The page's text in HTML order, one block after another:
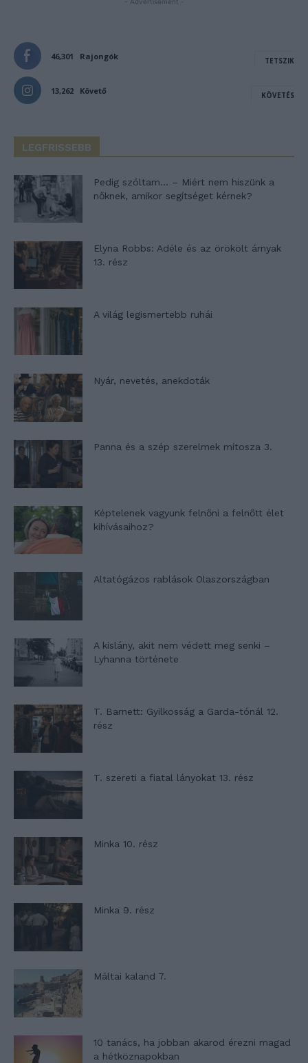
46,301 Rajongók TETSZIK
13,262 Követő KÖVETÉS
LEGFRISSEBB
Pedig szóltam… – Miért nem hiszünk a
nőknek, amikor segítséget kérnek?
Elyna Robbs: Adéle és az örökölt árnyak
13. rész
A világ legismertebb ruhái
Nyár, nevetés, anekdoták
Panna és a szép szerelmek mítosza 3.
Képtelenek vagyunk felnőni a felnőtt élet
kihívásaihoz?
Altatógázos rablások Olaszországban
A kislány, akit nem védett meg senki –
Lyhanna története
T. Barnett: Gyilkosság a Garda-tónál 12.
rész
T. szereti a fiatal lányokat 13. rész
Minka 10. rész
Minka 9. rész
Máltai kaland 7.
10 tanács, ha jobban akarod érezni magad
a hétköznapokban